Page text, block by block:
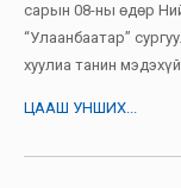
сарын 08-ны өдөр
“Улаанбаатар”
хуулиа танин
ЦААШ УНШИХ...